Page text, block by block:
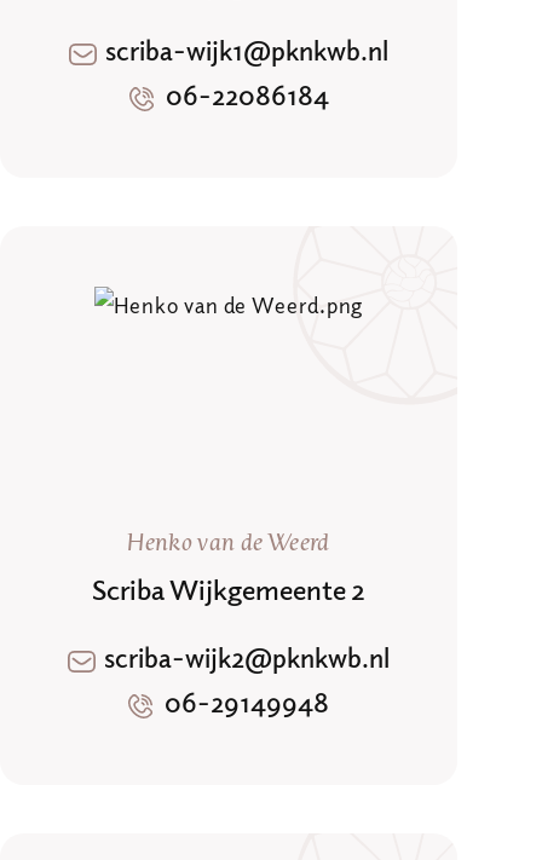
scriba-wijk1@pknkwb.nl
06-22086184
Henko van de Weerd
Scriba Wijkgemeente 2
scriba-wijk2@pknkwb.nl
06-29149948